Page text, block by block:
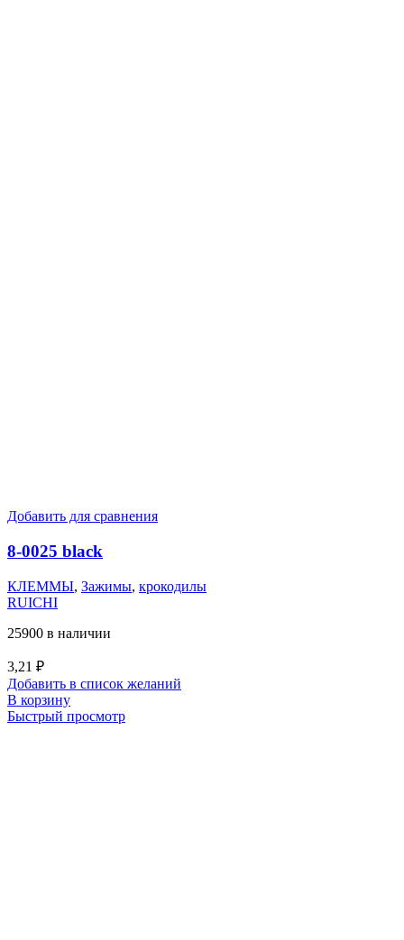
Добавить для сравнения
8-0025 black
КЛЕММЫ, Зажимы, крокодилы
RUICHI
25900 в наличии
3,21 ₽
Добавить в список желаний
В корзину
Быстрый просмотр